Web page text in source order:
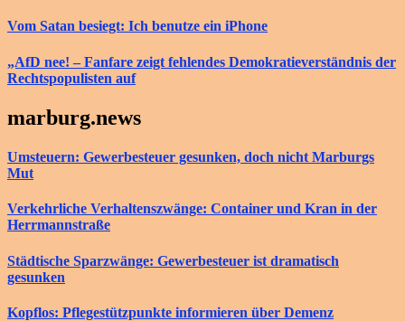
Vom Satan besiegt: Ich benutze ein iPhone
„AfD nee! – Fanfare zeigt fehlendes Demokratieverständnis der
Rechtspopulisten auf
marburg.news
Umsteuern: Gewerbesteuer gesunken, doch nicht Marburgs
Mut
Verkehrliche Verhaltenszwänge: Container und Kran in der
Herrmannstraße
Städtische Sparzwänge: Gewerbesteuer ist dramatisch
gesunken
Kopflos: Pflegestützpunkte informieren über Demenz